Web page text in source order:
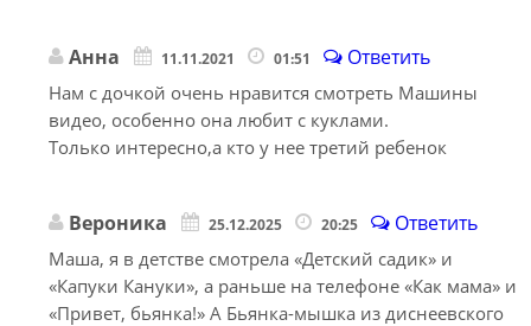
Анна 11.11.2021 01:51 Ответить
Нам с дочкой очень нравится смотреть Машины
видео, особенно она любит с куклами.
Только интересно,а кто у нее третий ребенок
Вероника 25.12.2025 20:25 Ответить
Маша, я в детстве смотрела «Детский садик» и
«Капуки Кануки», а раньше на телефоне «Как мама» и
«Привет, бьянка!» А Бьянка-мышка из диснеевского